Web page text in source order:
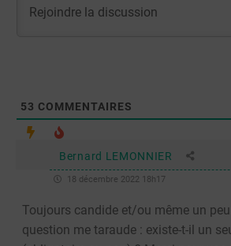
53 COMMENTAIRES
Bernard LEMONNIER
18 décembre 2022 18h17
Toujours candide et/ou même un
question me taraude : existe-t-il un